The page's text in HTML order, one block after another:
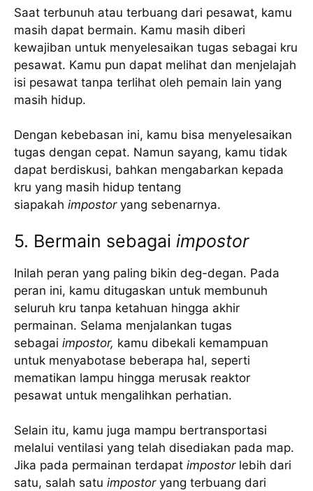
Saat terbunuh atau terbuang dari pesawat, kamu
masih dapat bermain. Kamu masih diberi
kewajiban untuk menyelesaikan tugas sebagai kru
pesawat. Kamu pun dapat melihat dan menjelajah
isi pesawat tanpa terlihat oleh pemain lain yang
masih hidup.
Dengan kebebasan ini, kamu bisa menyelesaikan
tugas dengan cepat. Namun sayang, kamu tidak
dapat berdiskusi, bahkan mengabarkan kepada
kru yang masih hidup tentang
siapakah impostoryang sebenarnya.
5. Bermain sebagai impostor
Inilah peran yang paling bikin deg-degan. Pada
peran ini, kamu ditugaskan untuk membunuh
seluruh kru tanpa ketahuan hingga akhir
permainan. Selama menjalankan tugas
sebagai impostor, kamu dibekali kemampuan
untuk menyabotase beberapa hal, seperti
mematikan lampu hingga merusak reaktor
pesawat untuk mengalihkan perhatian.
Selain itu, kamu juga mampu bertransportasi
melalui ventilasi yang telah disediakan pada map.
Jika pada permainan terdapat impostorlebih dari
satu, salah satu impostoryang terbuang dari